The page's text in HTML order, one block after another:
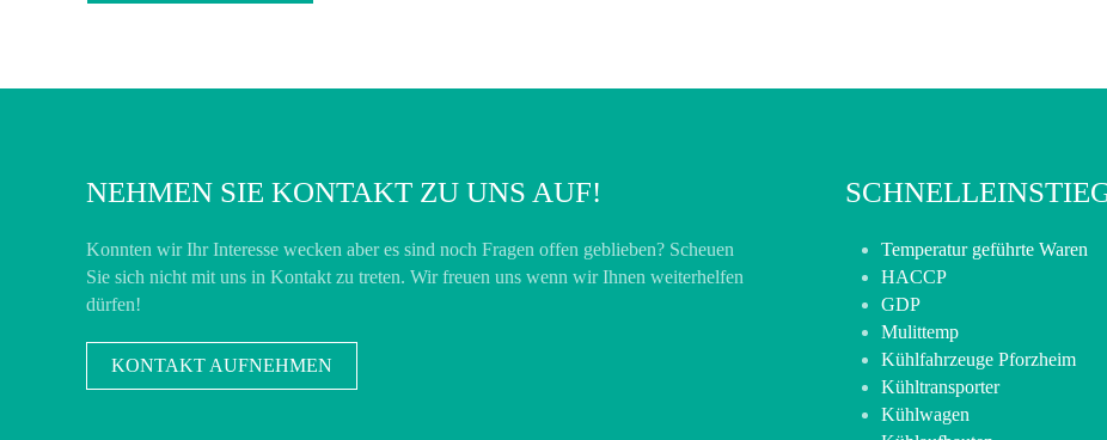
NEHMEN SIE KONTAKT ZU UNS AUF!
Konnten wir Ihr Interesse wecken aber es sind noch Fragen offen geblieben? Scheuen
Sie sich nicht mit uns in Kontakt zu treten. Wir freuen uns wenn wir Ihnen weiterhelfen
dürfen!
KONTAKT AUFNEHMEN
Temperatur geführte Waren
HACCP
GDP
Mulittemp
Kühlfahrzeuge Pforzheim
Kühltransporter
Kühlwagen